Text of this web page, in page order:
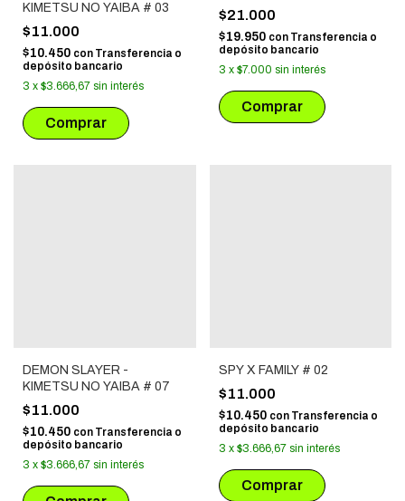
KIMETSU NO YAIBA # 03
$11.000
$10.450 con Transferencia o
depósito bancario
3 x $3.666,67 sin interés
$21.000
$19.950 con Transferencia o
depósito bancario
3 x $7.000 sin interés
DEMON SLAYER -
KIMETSU NO YAIBA # 07
$11.000
$10.450 con Transferencia o
depósito bancario
3 x $3.666,67 sin interés
SPY X FAMILY # 02
$11.000
$10.450 con Transferencia o
depósito bancario
3 x $3.666,67 sin interés